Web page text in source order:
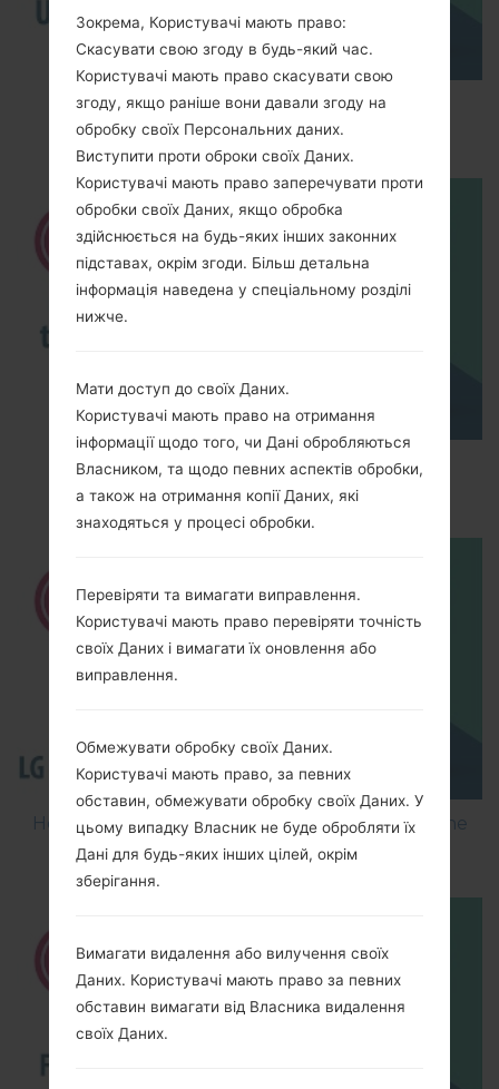
How to Enable Developer Options & USB
Debugging on LG ?
How to Factory Reset through menu on LG
Optimus L1 E410?
How to Flash Stock Firmware on LG Smartphone
using LG Flash Tool 2014?
Зокрема, Користувачі мають право:
Скасувати свою згоду в будь-який час.
Користувачі мають право скасувати свою
згоду, якщо раніше вони давали згоду на
обробку своїх Персональних даних.
Виступити проти оброки своїх Даних.
Користувачі мають право заперечувати проти
обробки своїх Даних, якщо обробка
здійснюється на будь-яких інших законних
підставах, окрім згоди. Більш детальна
інформація наведена у спеціальному розділі
нижче.
Мати доступ до своїх Даних.
Користувачі мають право на отримання
інформації щодо того, чи Дані обробляються
Власником, та щодо певних аспектів обробки,
а також на отримання копії Даних, які
знаходяться у процесі обробки.
Перевіряти та вимагати виправлення.
Користувачі мають право перевіряти точність
своїх Даних і вимагати їх оновлення або
виправлення.
Обмежувати обробку своїх Даних.
Користувачі мають право, за певних
обставин, обмежувати обробку своїх Даних. У
цьому випадку Власник не буде обробляти їх
Дані для будь-яких інших цілей, окрім
зберігання.
Вимагати видалення або вилучення своїх
Даних. Користувачі мають право за певних
обставин вимагати від Власника видалення
своїх Даних.